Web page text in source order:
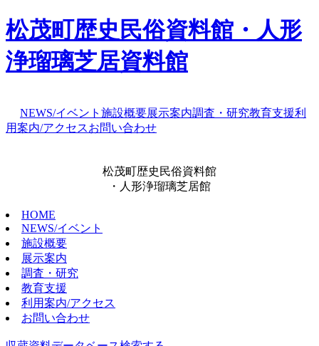
松茂町歴史民俗資料館・人形
浄瑠璃芝居資料館
NEWS/イベント 施設概要展示案内調査・研究教育支援利
用案内/アクセスお問い合わせ
松茂町歴史民俗資料館
・人形浄瑠璃芝居館
HOME
NEWS/イベント
施設概要
展示案内
調査・研究
教育支援
利用案内/アクセス
お問い合わせ